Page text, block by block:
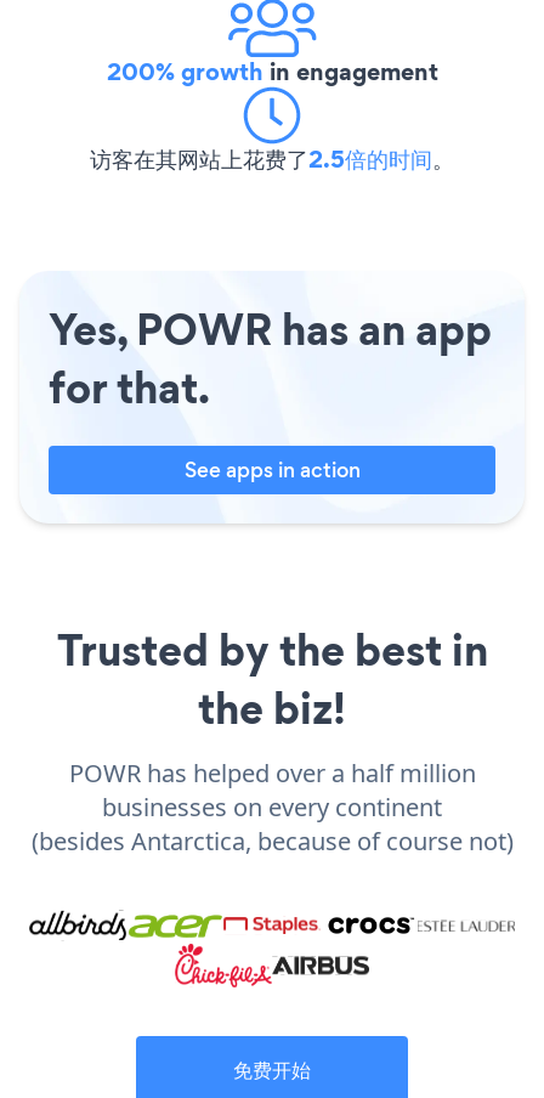
200% growth in engagement
访客在其网站上花费了2.5倍的时间。
Yes, POWR has an app
for that.
See apps in action
Trusted by the best in
the biz!
POWR has helped over a half million
businesses on every continent
(besides Antarctica, because of course not)
免费开始